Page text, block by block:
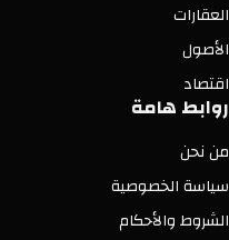
العقارات
الأصول
اقتصاد
روابط هامة
من نحن
سياسة الخصوصية
الشروط والأحكام